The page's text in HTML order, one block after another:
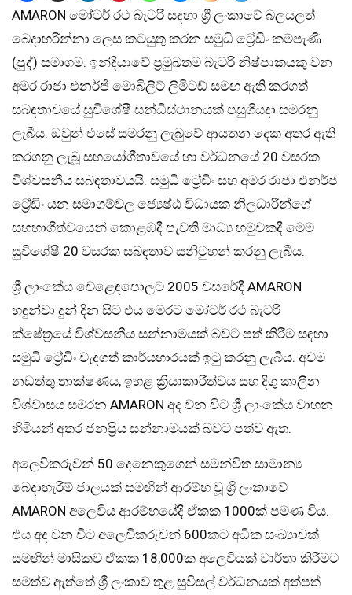
AMARON මෝටර් රථ බැටරි සඳහා ශ්‍රී ලංකාවේ බලයලත්
බෙදාහරින්නා ලෙස කටයුතු කරන සමුධි ට්‍රේඩිං කම්පැණි
(පුද්) සමාගම. ඉන්දියාවේ ප්‍රමුඛතම බැටරි නිෂ්පාකයකු වන
අමර රාජා එනර්ජි මොබිලිට් ලිමිටඩ් සමඟ ඇති කරගත්
සබඳතාවයේ සුවිශේෂී සන්ධිස්ථානයක් පසුගියදා සමරනු
ලැබීය. ඔවුන් එසේ සමරනු ලැබුවේ ආයතන දෙක අතර ඇති
කරගනු ලැබූ සහයෝගීතාවයේ හා වර්ධනයේ 20 වසරක
විශ්වසනීය සබඳතාවයයි. සමුධි ට්‍රේඩිං සහ අමර රාජා එනර්ජ
ට්‍රේඩිං යන සමාගම්වල ජ්‍යෙෂ්ඨ විධායක නිලධාරීන්ගේ
සහභාගීත්වයෙන් කොළඹදී පැවති මාධ්‍ය හමුවකදී මෙම
සුවිශේෂී 20 වසරක සබඳතාව සනිටුහන් කරනු ලැබීය.
ශ්‍රී ලාංකේය වෙළෙඳපොලට 2005 වසරේදී AMARON
හඳුන්වා දුන් දින සිට එය මෙරට මෝටර් රථ බැටරි
ක්ෂේත්‍රයේ විශ්වසනීය සන්නාමයක් බවට පත් කිරීම සඳහා
සමුධි ට්‍රේඩිං වැදගත් කාර්යභාරයක් ඉටු කරනු ලැබීය. අවම
නඩත්තු තාක්ෂණය, ඉහළ ක්‍රියාකාරීත්වය සහ දිගු කාලීන
විශ්වාසය සමරන AMARON අද වන විට ශ්‍රී ලාංකේය වාහන
හිමියන් අතර ජනප්‍රිය සන්නාමයක් බවට පත්ව ඇත.
අලෙවිකරුවන් 50 දෙනෙකුගෙන් සමන්විත සාමාන්‍ය
බෙදාහැරීම් ජාලයක් සමඟින් ආරම්භ වූ ශ්‍රී ලංකාවේ
AMARON අලෙවිය ආරම්භයේදී ඒකක 1000ක් පමණ විය.
එය අද වන විට අලෙවිකරුවන් 600කට අධික සංඛ්‍යාවක්
සමඟින් මාසිකව ඒකක 18,000ක අලෙවියක් වාර්තා කිරීමට
සමත්ව ඇත්තේ ශ්‍රී ලංකාව තුළ සුවිසල් වර්ධනයක් අත්පත්